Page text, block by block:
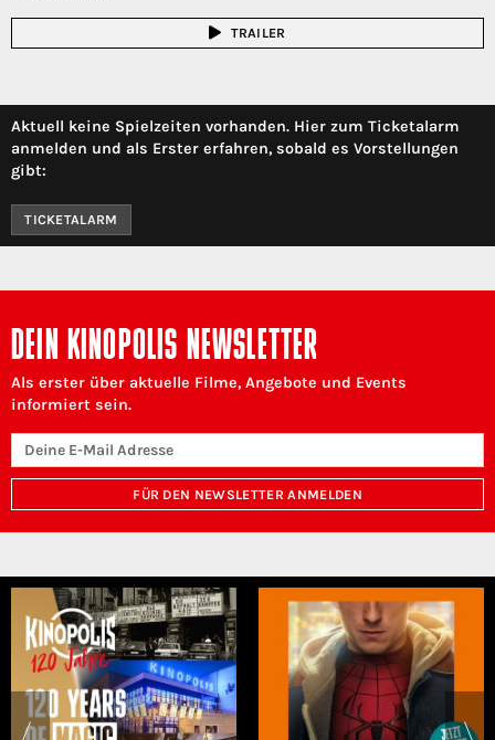
TRAILER
Aktuell keine Spielzeiten vorhanden. Hier zum Ticketalarm
anmelden und als Erster erfahren, sobald es Vorstellungen
gibt:
TICKETALARM
DEIN KINOPOLIS NEWSLETTER
Als erster über aktuelle Filme, Angebote und Events
informiert sein.
FÜR DEN NEWSLETTER ANMELDEN